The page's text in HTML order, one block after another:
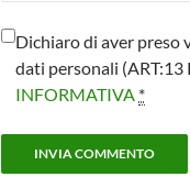
Dichiaro di aver preso
dati personali (ART:13
INFORMATIVA *